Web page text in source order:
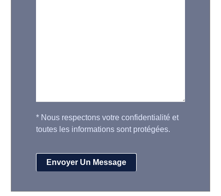
* Nous respectons votre confidentialité et
toutes les informations sont protégées.